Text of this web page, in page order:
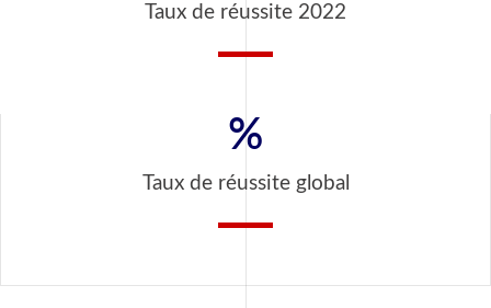
Taux de réussite 2022
Taux de réussite global
%